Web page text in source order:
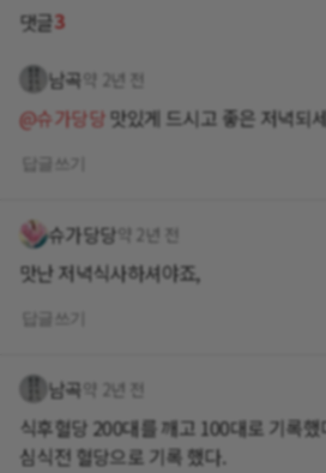
댓글3
남곡 약 2년 전
@슈가당당맛있게 드시고 좋은 저녁되
슈가당당 약 2년 전
맛난 저녁식사하셔야죠,
남곡 약 2년 전
식후혈당 200대를 깨고 100대로 기록
심식전 혈당으로 기록 했다.